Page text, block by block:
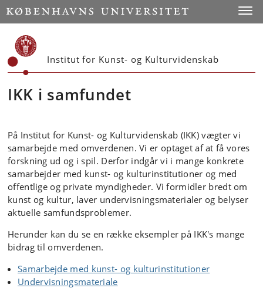
Start
Institut for Kunst- og Kulturvidenskab
IKK i samfundet
På Institut for Kunst- og Kulturvidenskab (IKK) vægter vi
samarbejde med omverdenen. Vi er optaget af at få vores
forskning ud og i spil. Derfor indgår vi i mange konkrete
samarbejder med kunst- og kulturinstitutioner og med
offentlige og private myndigheder. Vi formidler bredt om
kunst og kultur, laver undervisningsmaterialer og belyser
aktuelle samfundsproblemer.
Herunder kan du se en række eksempler på IKK's mange
bidrag til omverdenen.
Samarbejde med kunst- og kulturinstitutioner
Undervisningsmateriale